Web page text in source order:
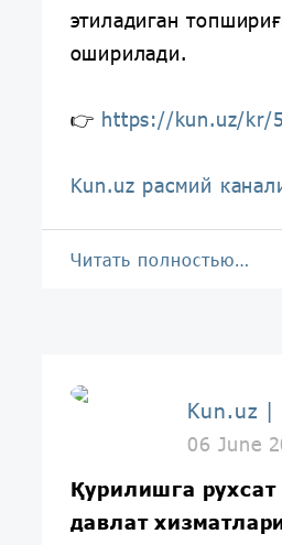
этиладиган
оширилади.
👉 https://kun.uz/kr/
Kun.uz расмий
Читать полностью…
Kun.uz |
06 June
Қурилишга
давлат